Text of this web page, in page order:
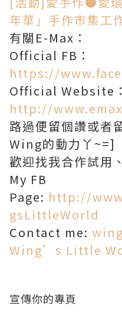
年華」手作市集工
有關E-Max：
Official FB：
https://
Official Website：
http://
路過便留個讚或者
Wing的動力丫~=]
歡迎找我合作試用
My FB
Page: http://
gsLittleWorld
Contact me:
Wing’s Little
宣傳你的專頁